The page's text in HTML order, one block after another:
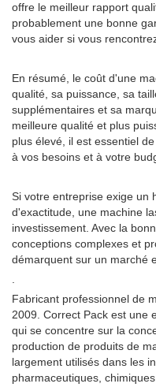
offre le meilleur rapport
probablement une bonne
vous aider si vous
En résumé, le coût d'une
qualité, sa puissance, sa
supplémentaires et sa
meilleure qualité et plus
plus élevé, il est essentiel
à vos besoins et à votre
Si votre entreprise exige un
d'exactitude, une machine
investissement. Avec la
conceptions complexes et
démarquent sur un marché
Fabricant professionnel de
2009. Correct Pack est une
qui se concentre sur la
production de produits de
largement utilisés dans les
pharmaceutiques,